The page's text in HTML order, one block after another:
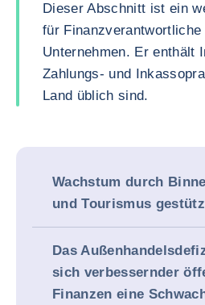
Dieser Abschnitt ist ein
für
Unternehmen. Er enthält
Zahlungs- und
Land üblich sind.
Wachstum durch
und Tourismus
Das
sich verbessernder
Finanzen eine